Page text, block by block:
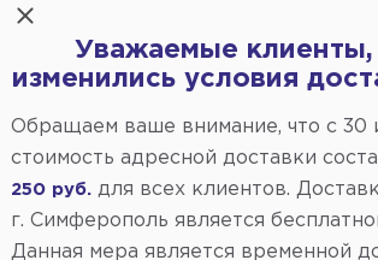
центр:
Уважаемые клиенты,
изменились условия
Обращаем ваше внимание, что c 30
стоимость адресной доставки
250 руб.
для всех клиентов.
г. Симферополь является
Данная мера является временной